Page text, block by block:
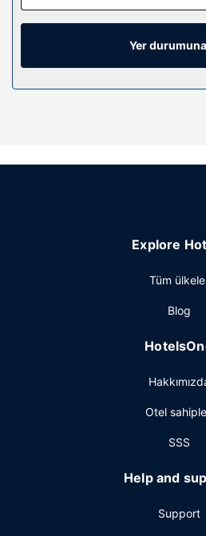
vardır. Özel banyo, duş/küvet
banyo/kozmetik ürünleri ve saç
Misafirlerimize telefon, masa ve
Otelin güzelliği
piknik alanı ve gazlı ızgara
Resepsiyon personeli sınırlı
Yer
Explore
Tüm
Blog
Otel
SSS
Help and
Support